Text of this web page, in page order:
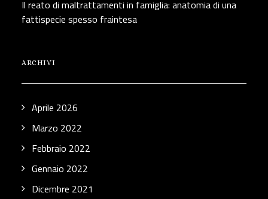
Il reato di maltrattamenti in famiglia: anatomia di una
fattispecie spesso fraintesa
ARCHIVI
Aprile 2026
Marzo 2022
Febbraio 2022
Gennaio 2022
Dicembre 2021